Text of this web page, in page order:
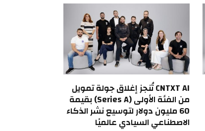
CNTXT AI تُنجز إغلاق جولة تمويل
من الفئة الأولى (Series A) بقيمة
60 مليون دولار لتوسيع نشر الذكاء
الاصطناعي السيادي عالميًا